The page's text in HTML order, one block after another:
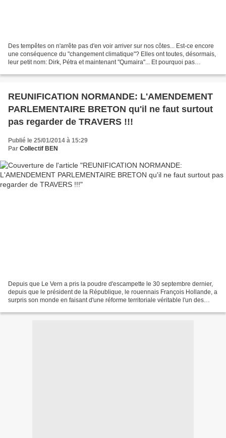
Des tempêtes on n'arrête pas d'en voir arriver sur nos côtes... Est-ce encore
une conséquence du "changement climatique"? Elles ont toutes, désormais,
leur petit nom: Dirk, Pétra et maintenant "Qumaira"... Et pourquoi pas
REUNIFICATION NORMANDE: L'AMENDEMENT
PARLEMENTAIRE BRETON qu'il ne faut surtout
pas regarder de TRAVERS !!!
Publié le 25/01/2014 à 15:29
Par Collectif BEN
Depuis que Le Vern a pris la poudre d'escampette le 30 septembre dernier,
depuis que le président de la République, le rouennais François Hollande, a
surpris son monde en faisant d'une réforme territoriale véritable l'un des